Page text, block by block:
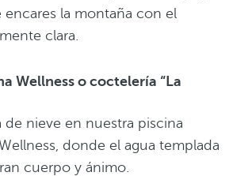
la montaña con el
clara.
Wellness o coctelería “La
de nieve en nuestra piscina
donde el agua templada
cuerpo y ánimo.